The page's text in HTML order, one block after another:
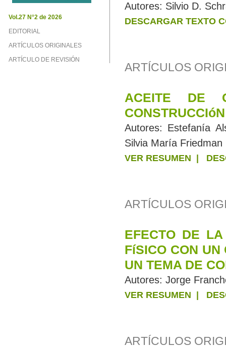
Vol.27 N°2 de 2026
EDITORIAL
ARTÍCULOS ORIGINALES
ARTÍCULO DE REVISIÓN
Autores: Silvio D.
DESCARGAR TEXTO
ARTÍCULOS
ACEITE DE
Autores: Estefanía
Silvia María Friedman
VER RESUMEN
ARTÍCULOS
EFECTO DE
FíSICO CON UN
UN TEMA DE
Autores: Jorge
VER RESUMEN
ARTÍCULOS